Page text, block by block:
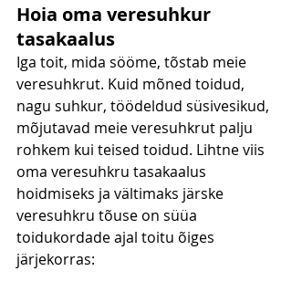
Hoia oma veresuhkur
tasakaalus
Iga toit, mida sööme, tõstab meie
veresuhkrut. Kuid mõned toidud,
nagu suhkur, töödeldud süsivesikud,
mõjutavad meie veresuhkrut palju
rohkem kui teised toidud. Lihtne viis
oma veresuhkru tasakaalus
hoidmiseks ja vältimaks järske
veresuhkru tõuse on süüa
toidukordade ajal toitu õiges
järjekorras: